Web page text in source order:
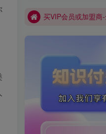
买VIP会员或加盟商
网创库-限时优惠 别